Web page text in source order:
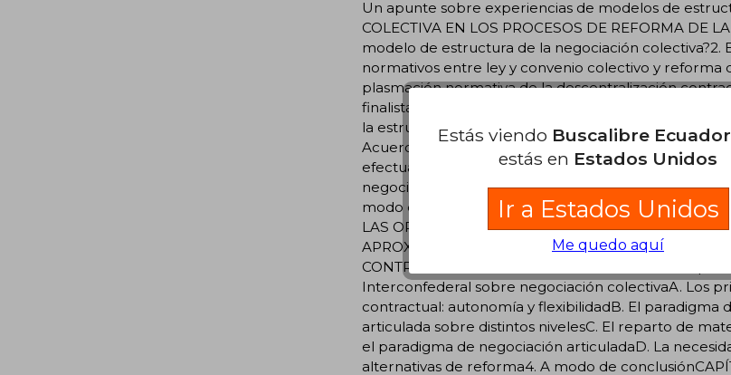
Estás viendo Buscalibre Ecuador
estás en Estados Unidos
Ir a Estados Unidos
Me quedo aquí